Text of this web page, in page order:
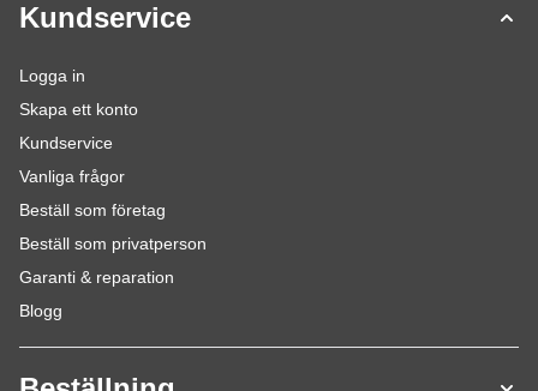
Kundservice
Logga in
Skapa ett konto
Kundservice
Vanliga frågor
Beställ som företag
Beställ som privatperson
Garanti & reparation
Blogg